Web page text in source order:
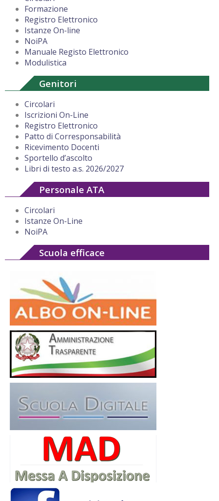
Formazione
Registro Elettronico
Istanze On-line
NoiPA
Manuale Registo Elettronico
Modulistica
Genitori
Circolari
Iscrizioni On-Line
Registro Elettronico
Patto di Corresponsabilità
Ricevimento Docenti
Sportello d’ascolto
Libri di testo a.s. 2026/2027
Personale ATA
Circolari
Istanze On-Line
NoiPA
Scuola efficace